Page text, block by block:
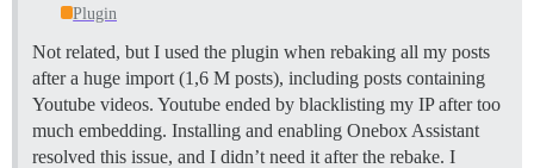
Plugin
Not related, but I used the plugin when rebaking all my posts
after a huge import (1,6 M posts), including posts containing
Youtube videos. Youtube ended by blacklisting my IP after too
much embedding. Installing and enabling Onebox Assistant
resolved this issue, and I didn’t need it after the rebake. I